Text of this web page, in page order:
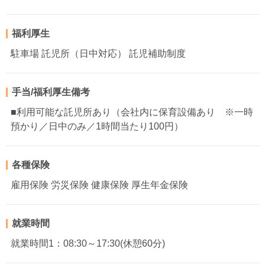
福利厚生
駐車場 託児所（日中対応） 託児補助制度
手当/福利厚生備考
■利用可能な託児所あり（会社内に保育設備あり ※一時
預かり／日中のみ／1時間当たり100円）
各種保険
雇用保険 労災保険 健康保険 厚生年金保険
就業時間
就業時間1：08:30～17:30(休憩60分)